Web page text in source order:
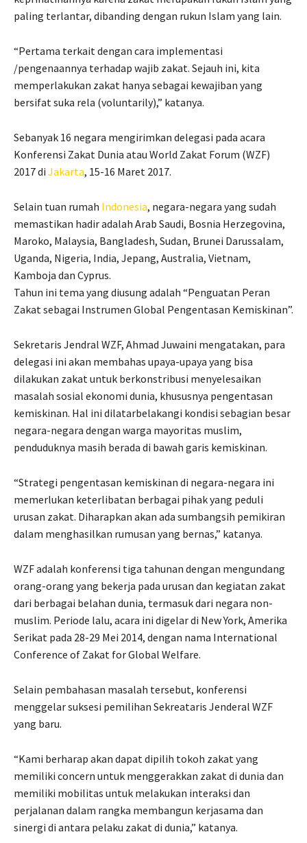
paling terlantar, dibanding dengan rukun Islam yang lain.
“Pertama terkait dengan cara implementasi
/pengenaannya terhadap wajib zakat. Sejauh ini, kita
memperlakukan zakat hanya sebagai kewajiban yang
bersifat suka rela (voluntarily),” katanya.
Sebanyak 16 negara mengirimkan delegasi pada acara
Konferensi Zakat Dunia atau World Zakat Forum (WZF)
2017 di Jakarta, 15-16 Maret 2017.
Selain tuan rumah Indonesia, negara-negara yang sudah
memastikan hadir adalah Arab Saudi, Bosnia Herzegovina,
Maroko, Malaysia, Bangladesh, Sudan, Brunei Darussalam,
Uganda, Nigeria, India, Jepang, Australia, Vietnam,
Kamboja dan Cyprus.
Tahun ini tema yang diusung adalah “Penguatan Peran
Zakat sebagai Instrumen Global Pengentasan Kemiskinan”.
Sekretaris Jendral WZF, Ahmad Juwaini mengatakan, para
delegasi ini akan membahas upaya-upaya yang bisa
dilakukan zakat untuk berkonstribusi menyelesaikan
masalah sosial ekonomi dunia, khususnya pengentasan
kemiskinan. Hal ini dilatarbelakangi kondisi sebagian besar
negara-negara dengan warga mayoritas muslim,
penduduknya masih berada di bawah garis kemiskinan.
“Strategi pengentasan kemiskinan di negara-negara ini
memerlukan keterlibatan berbagai pihak yang peduli
urusan zakat. Diharapkan akan ada sumbangsih pemikiran
dalam menghasilkan rumusan yang bernas,” katanya.
WZF adalah konferensi tiga tahunan dengan mengundang
orang-orang yang bekerja pada urusan dan kegiatan zakat
dari berbagai belahan dunia, termasuk dari negara non-
muslim. Periode lalu, acara ini digelar di New York, Amerika
Serikat pada 28-29 Mei 2014, dengan nama International
Conference of Zakat for Global Welfare.
Selain pembahasan masalah tersebut, konferensi
menggelar suksesi pemilihan Sekreataris Jenderal WZF
yang baru.
“Kami berharap akan dapat dipilih tokoh zakat yang
memiliki concern untuk menggerakkan zakat di dunia dan
memiliki mobilitas untuk melakukan interaksi dan
perjalanan dalam rangka membangun kerjasama dan
sinergi di antara pelaku zakat di dunia,” katanya.